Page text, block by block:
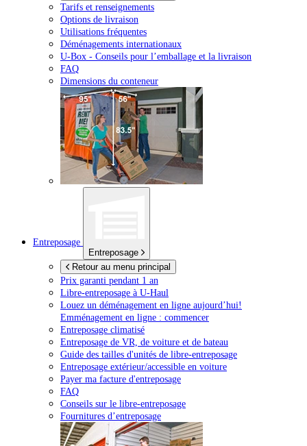
Tarifs et renseignements
Options de livraison
Utilisations fréquentes
Déménagements internationaux
U-Box - Conseils pour l’emballage et la livraison
FAQ
Dimensions du conteneur
Entreposage
Entreposage
Retour au menu principal
Prix garanti pendant 1 an
Libre-entreposage à U-Haul
Louez un déménagement en ligne aujourd’hui!
Emménagement en ligne : commencer
Entreposage climatisé
Entreposage de VR, de voiture et de bateau
Guide des tailles d'unités de libre-entreposage
Entreposage extérieur/accessible en voiture
Payer ma facture d'entreposage
FAQ
Conseils sur le libre-entreposage
Fournitures d’entreposage